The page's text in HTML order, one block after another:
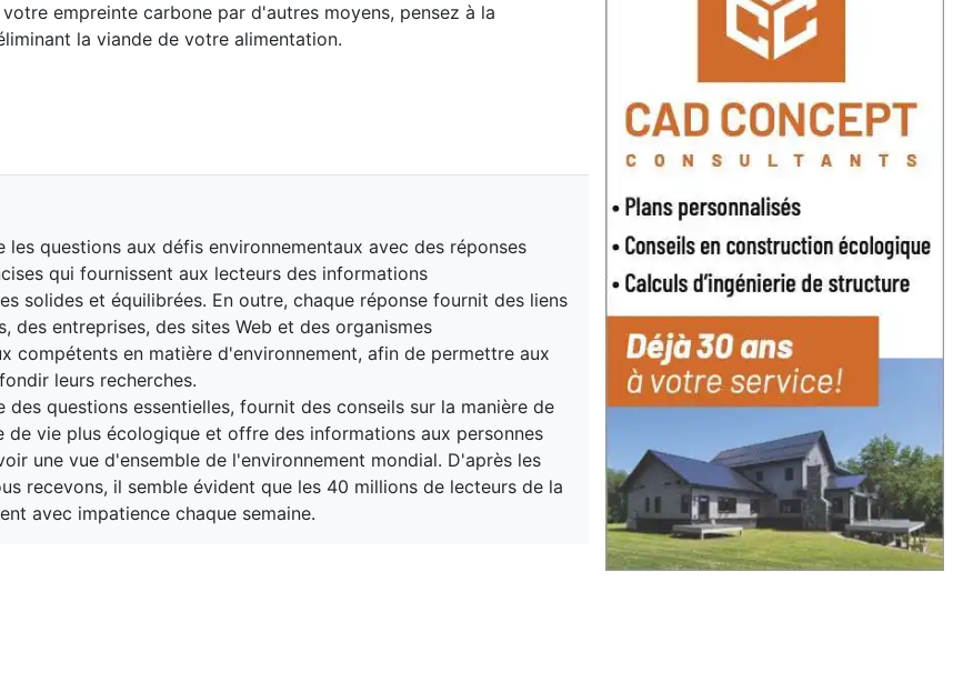
empreinte carbone par d'autres moyens, pensez à la
la viande de votre alimentation.
les questions aux défis environnementaux avec des réponses
qui fournissent aux lecteurs des informations
solides et équilibrées. En outre, chaque réponse fournit des liens
des entreprises, des sites Web et des organismes
compétents en matière d'environnement, afin de permettre aux
leurs recherches.
des questions essentielles, fournit des conseils sur la manière de
de vie plus écologique et offre des informations aux personnes
une vue d'ensemble de l'environnement mondial. D'après les
recevons, il semble évident que les 40 millions de lecteurs de la
avec impatience chaque semaine.